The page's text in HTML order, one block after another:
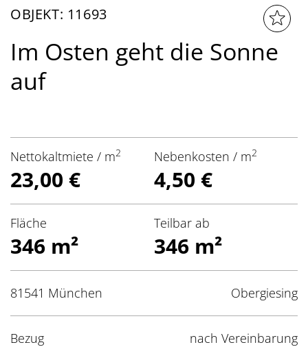
OBJEKT: 11693
Im Osten geht die Sonne
auf
Nettokaltmiete / m2
23,00 €
Nebenkosten / m2
4,50 €
Fläche
346 m²
Teilbar ab
346 m²
81541 München Obergiesing
Bezug nach Vereinbarung